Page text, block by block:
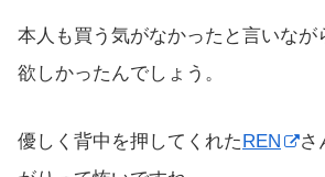
本人も買う気がなかったと言いなが
欲しかったんでしょう。
優しく背中を押してくれたREN
さ